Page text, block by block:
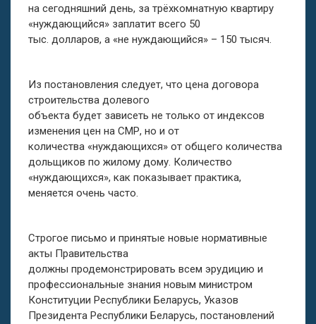
на сегодняшний день, за трёхкомнатную квартиру
«нуждающийся» заплатит всего 50
тыс. долларов, а «не нуждающийся» – 150 тысяч.
Из постановления следует, что цена договора
строительства долевого
объекта будет зависеть не только от индексов
изменения цен на СМР, но и от
количества «нуждающихся» от общего количества
дольщиков по жилому дому. Количество
«нуждающихся», как показывает практика,
меняется очень часто.
Строгое письмо и принятые новые нормативные
акты Правительства
должны продемонстрировать всем эрудицию и
профессиональные знания новым министром
Конституции Республики Беларусь, Указов
Президента Республики Беларусь, постановлений